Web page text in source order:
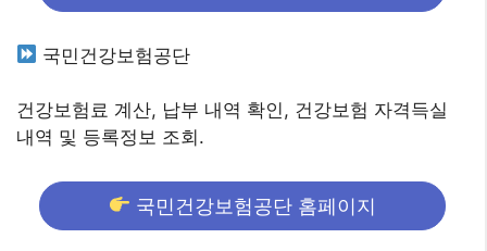
국민건강보험공단
건강보험료 계산, 납부 내역 확인, 건강보험 자격득실
내역 및 등록정보 조회.
국민건강보험공단 홈페이지